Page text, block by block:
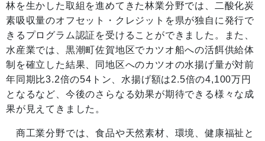
林を生かした取組を進めてきた林業分野では、二酸化炭
素吸収量のオフセット・クレジットを県が独自に発行で
きるプログラム認証を受けることができました。また、
水産業では、黒潮町佐賀地区でカツオ船への活餌供給体
制を確立した結果、同地区へのカツオの水揚げ量が対前
年同期比3.2倍の54トン、水揚げ額は2.5倍の4,100万円
となるなど、今後のさらなる効果が期待できる様々な成
果が見えてきました。
商工業分野では、食品や天然素材、環境、健康福祉と